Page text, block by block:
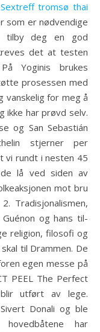
Sextreff tromsø thai
som er nødvendige
deg en god
det at testen
Yoginis brukes
prosessen med
vanskelig for meg å
ikke har prøvd selv.
og San Sebastián
stjerner per
vi rundt i nesten 45
lå ved siden av
mot bru
Tra­di­sjo­na­lis­men,
og hans til­
reli­gion, filo­so­fi og
til Drammen. De
egen messe på
PEEL The Perfect
utført av lege.
Donali og ble
har